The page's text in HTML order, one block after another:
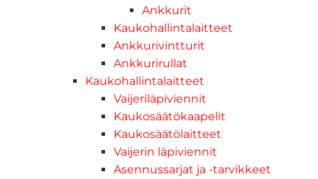
Ankkurit
Kaukohallintalaitteet
Ankkurivintturit
Ankkurirullat
Kaukohallintalaitteet
Vaijeriläpiviennit
Kaukosäätökaapelit
Kaukosäätölaitteet
Vaijerin läpiviennit
Asennussarjat ja -tarvikkeet